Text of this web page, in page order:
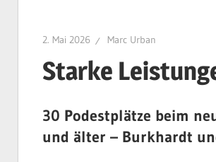
2. Mai 2026 Marc Urban
Starke
30 Podestplätze beim
und älter – Burkhardt